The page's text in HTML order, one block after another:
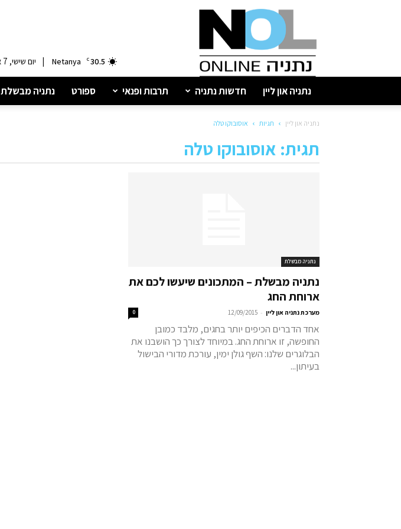
נתניה
30.5
C
Netanya
| יום שישי, 7 אוגוסט, 2026
נתניה און ליין חדשות נתניה תרבות ופנאי ספורט נתניה מבשלת
נתניה און ליין תגיות אוסובוקו טלה
תגית: אוסובוקו טלה
נתניה מבשלת
נתניה מבשלת – המתכונים שיעשו לכם את
ארוחת החג
מערכת נתניה און ליין -
12/09/2015
0
אחד הדברים הכיפים יותר בחגים, מלבד כמובן
החופשה, זו ארוחת החג. במיוחד לצורך כך הושבנו את
הבלוגרים שלנו: השף גולן ימין, עורכת מדורי הבישול
בעיתון...